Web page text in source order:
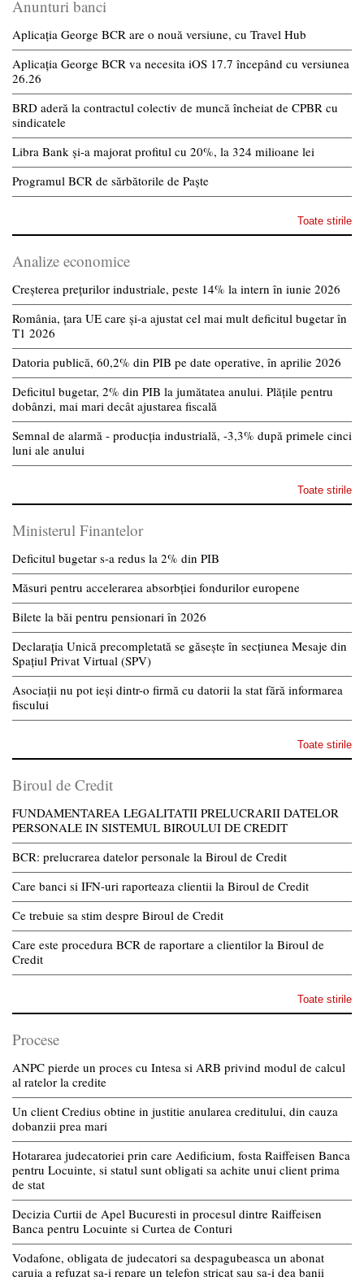
Anunturi banci
Aplicația George BCR are o nouă versiune, cu Travel Hub
Aplicația George BCR va necesita iOS 17.7 începând cu versiunea
26.26
BRD aderă la contractul colectiv de muncă încheiat de CPBR cu
sindicatele
Libra Bank și-a majorat profitul cu 20%, la 324 milioane lei
Programul BCR de sărbătorile de Paște
Toate stirile
Analize economice
Creșterea prețurilor industriale, peste 14% la intern în iunie 2026
România, țara UE care și-a ajustat cel mai mult deficitul bugetar în
T1 2026
Datoria publică, 60,2% din PIB pe date operative, în aprilie 2026
Deficitul bugetar, 2% din PIB la jumătatea anului. Plățile pentru
dobânzi, mai mari decât ajustarea fiscală
Semnal de alarmă - producția industrială, -3,3% după primele cinci
luni ale anului
Toate stirile
Ministerul Finantelor
Deficitul bugetar s-a redus la 2% din PIB
Măsuri pentru accelerarea absorbției fondurilor europene
Bilete la băi pentru pensionari în 2026
Declarația Unică precompletată se găsește în secțiunea Mesaje din
Spațiul Privat Virtual (SPV)
Asociații nu pot ieși dintr-o firmă cu datorii la stat fără informarea
fiscului
Toate stirile
Biroul de Credit
FUNDAMENTAREA LEGALITATII PRELUCRARII DATELOR
PERSONALE IN SISTEMUL BIROULUI DE CREDIT
BCR: prelucrarea datelor personale la Biroul de Credit
Care banci si IFN-uri raporteaza clientii la Biroul de Credit
Ce trebuie sa stim despre Biroul de Credit
Care este procedura BCR de raportare a clientilor la Biroul de
Credit
Toate stirile
Procese
ANPC pierde un proces cu Intesa si ARB privind modul de calcul
al ratelor la credite
Un client Credius obtine in justitie anularea creditului, din cauza
dobanzii prea mari
Hotararea judecatoriei prin care Aedificium, fosta Raiffeisen Banca
pentru Locuinte, si statul sunt obligati sa achite unui client prima
de stat
Decizia Curtii de Apel Bucuresti in procesul dintre Raiffeisen
Banca pentru Locuinte si Curtea de Conturi
Vodafone, obligata de judecatori sa despagubeasca un abonat
caruia a refuzat sa-i repare un telefon stricat sau sa-i dea banii